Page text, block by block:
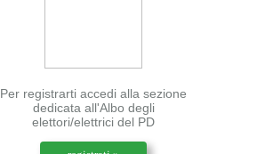
Per registrarti accedi alla sezione
dedicata all'Albo degli
elettori/elettrici del PD